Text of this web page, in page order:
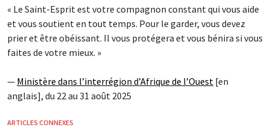
« Le Saint-Esprit est votre compagnon constant qui vous aide
et vous soutient en tout temps. Pour le garder, vous devez
prier et être obéissant. Il vous protégera et vous bénira si vous
faites de votre mieux. »
— Ministère dans l’interrégion d’Afrique de l’Ouest [en
anglais], du 22 au 31 août 2025
ARTICLES CONNEXES